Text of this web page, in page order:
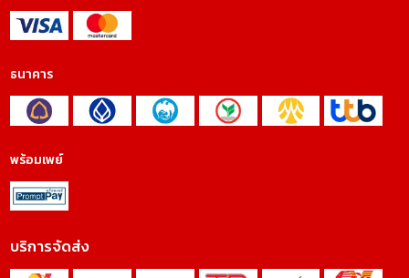
ธนาคาร
พร้อมเพย์
บริการจัดส่ง